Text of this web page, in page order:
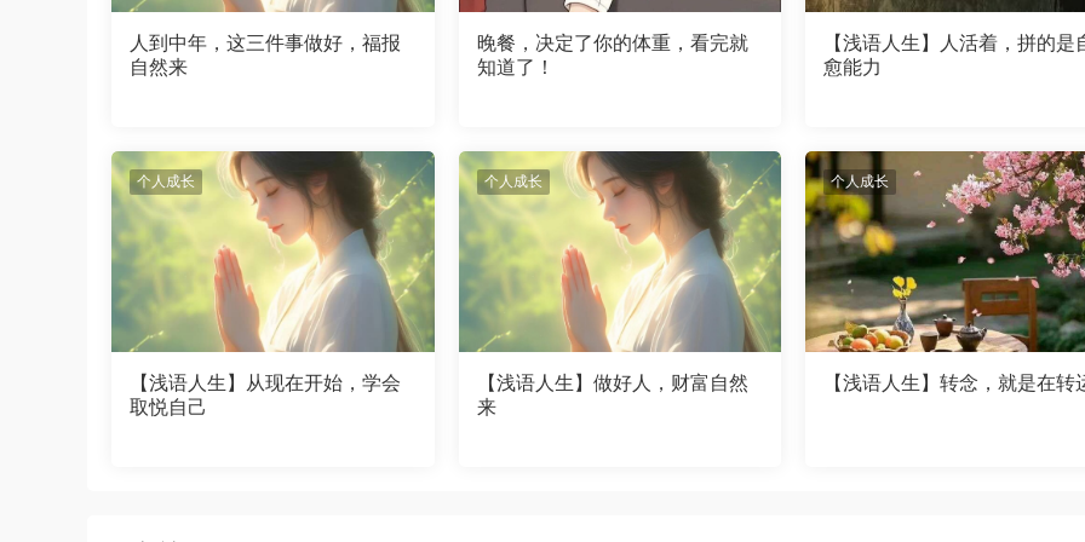
人到中年，这三件事做好，福报
自然来
晚餐，决定了你的体重，看完就
知道了！
【浅语人生】人活着，拼的是
愈能力
个人成长
【浅语人生】从现在开始，学会
取悦自己
个人成长
【浅语人生】做好人，财富自然
来
个人成长
【浅语人生】转念，就是在转